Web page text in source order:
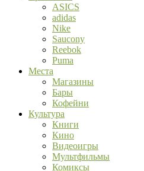
ASICS
adidas
Nike
Saucony
Reebok
Puma
Места
Магазины
Бары
Кофейни
Культура
Книги
Кино
Видеоигры
Мультфильмы
Комиксы